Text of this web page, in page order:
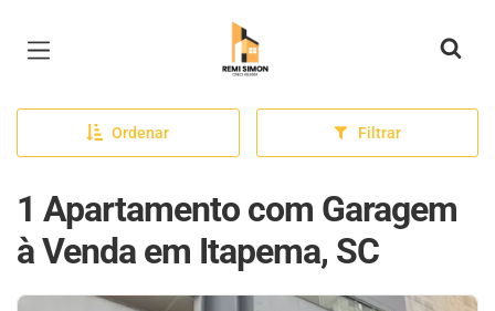
Página inicial
Ordenar Filtrar
1 Apartamento com Garagem
à Venda em Itapema, SC